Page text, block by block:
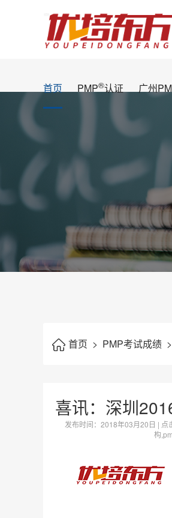
首页 PMP®认证 广州
首页 > PMP考试成绩 >
喜讯：深圳
发布时间： 2018年03月20日 | 点
构